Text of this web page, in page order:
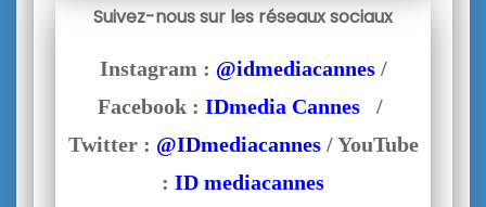
Suivez-nous sur les réseaux sociaux
Instagram : @idmediacannes/
Facebook : IDmedia Cannes /
Twitter : @IDmediacannes/ YouTube
: ID mediacannes